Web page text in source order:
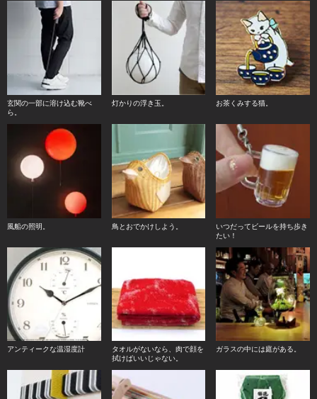
玄関の一部に溶け込む靴べ
ら。
灯かりの浮き玉。 お茶くみする猫。
風船の照明。 鳥とおでかけしよう。
いつだってビールを持ち歩き
たい！
アンティークな温湿度計
タオルがないなら、肉で顔を
拭けばいいじゃない。
ガラスの中には庭がある。